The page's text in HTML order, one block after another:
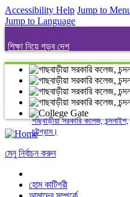
Accessibility Help Jump to
Jump to Language
শিক্ষা নিয়ে গড়ব দেশ
গাছবাড়ীয়া সরকারি কলেজ, চন্দনাইশ,
চট্টগ্রাম।
মেনু নির্বাচন করুন
হোম কাটিগরী